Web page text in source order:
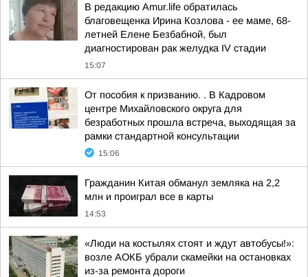
В редакцию Amur.life обратилась
благовещенка Ирина Козлова - ее маме, 68-
летней Елене Безбабной, был
диагностирован рак желудка IV стадии
15:07
От пособия к призванию. . В Кадровом
центре Михайловского округа для
безработных прошла встреча, выходящая за
рамки стандартной консультации
15:06
Гражданин Китая обманул земляка на 2,2
млн и проиграл все в карты
14:53
«Люди на костылях стоят и ждут автобусы!»:
возле АОКБ убрали скамейки на остановках
из-за ремонта дороги